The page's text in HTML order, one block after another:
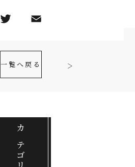
一覧へ戻る
カテゴリ